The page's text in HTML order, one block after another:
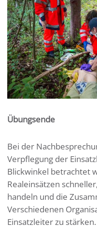
Übungsende
Bei der
Verpflegung der
Blickwinkel betrachtet
Realeinsätzen
handeln und die
Verschiedenen
Einsatzleiter zu stärken.